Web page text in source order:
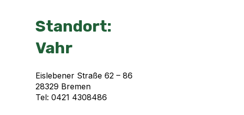
Standort:
Vahr
Eislebener Straße 62 – 86
28329 Bremen
Tel: 0421 4308486